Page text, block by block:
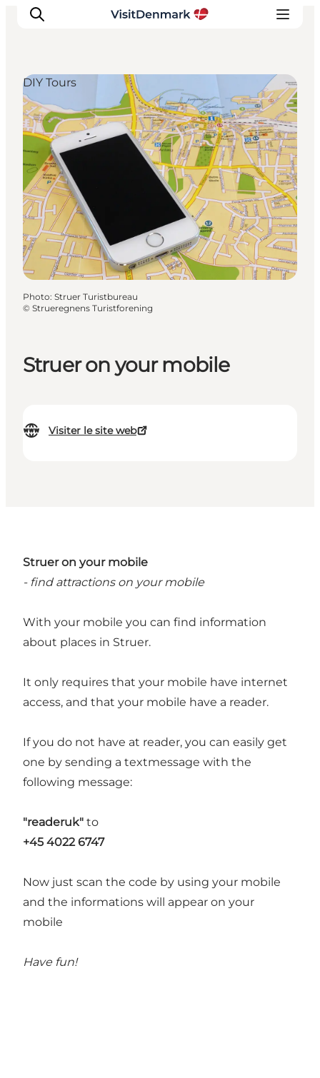
Inspirations
Destinations
Quoi faire
Hébergements
Planifiez votre voyage
Struer on your mobile
Visiter le site web
DIY Tours
Photo: Struer Turistbureau
© Strueregnens Turistforening
Struer on your mobile
- find attractions on your mobile
With your mobile you can find information
about places in Struer.
It only requires that your mobile have internet
access, and that your mobile have a reader.
If you do not have at reader, you can easily get
one by sending a textmessage with the
following message:
"readeruk" to
+45 4022 6747
Now just scan the code by using your mobile
and the informations will appear on your
mobile
Have fun!